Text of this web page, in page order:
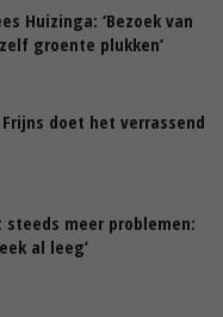
Huizinga: ‘Bezoek van
groente plukken’
doet het verrassend
meer problemen:
al leeg’